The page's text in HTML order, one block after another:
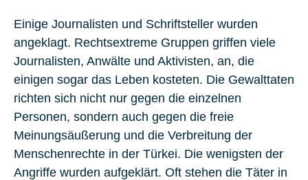
Einige Journalisten und Schriftsteller wurden
angeklagt. Rechtsextreme Gruppen griffen viele
Journalisten, Anwälte und Aktivisten, an, die
einigen sogar das Leben kosteten. Die Gewalttaten
richten sich nicht nur gegen die einzelnen
Personen, sondern auch gegen die freie
Meinungsäußerung und die Verbreitung der
Menschenrechte in der Türkei. Die wenigsten der
Angriffe wurden aufgeklärt. Oft stehen die Täter in